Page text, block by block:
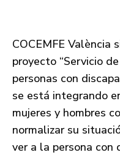
COCEMFE València
proyecto “Servicio
personas con
se está integrando
mujeres y hombres
normalizar su
ver a la persona con